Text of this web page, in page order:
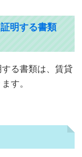
明する書類
る書類は、賃貸
す。